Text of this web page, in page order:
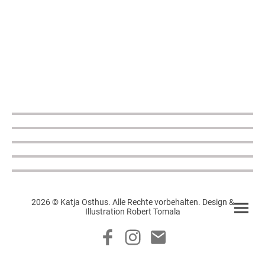
2026 © Katja Osthus. Alle Rechte vorbehalten. Design &
Illustration Robert Tomala